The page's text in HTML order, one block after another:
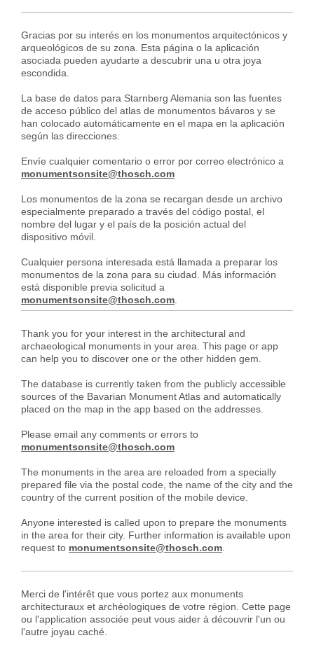
Gracias por su interés en los monumentos arquitectónicos y
arqueológicos de su zona. Esta página o la aplicación
asociada pueden ayudarte a descubrir una u otra joya
escondida.
La base de datos para Starnberg Alemania son las fuentes
de acceso público del atlas de monumentos bávaros y se
han colocado automáticamente en el mapa en la aplicación
según las direcciones.
Envíe cualquier comentario o error por correo electrónico a
monumentsonsite@thosch.com
Los monumentos de la zona se recargan desde un archivo
especialmente preparado a través del código postal, el
nombre del lugar y el país de la posición actual del
dispositivo móvil.
Cualquier persona interesada está llamada a preparar los
monumentos de la zona para su ciudad. Más información
está disponible previa solicitud a
monumentsonsite@thosch.com
Thank you for your interest in the architectural and
archaeological monuments in your area. This page or app
can help you to discover one or the other hidden gem.
The database is currently taken from the publicly accessible
sources of the Bavarian Monument Atlas and automatically
placed on the map in the app based on the addresses.
Please email any comments or errors to
monumentsonsite@thosch.com
The monuments in the area are reloaded from a specially
prepared file via the postal code, the name of the city and the
country of the current position of the mobile device.
Anyone interested is called upon to prepare the monuments
in the area for their city. Further information is available upon
request to monumentsonsite@thosch.com
Merci de l'intérêt que vous portez aux monuments
architecturaux et archéologiques de votre région. Cette page
ou l'application associée peut vous aider à découvrir l'un ou
l'autre joyau caché.